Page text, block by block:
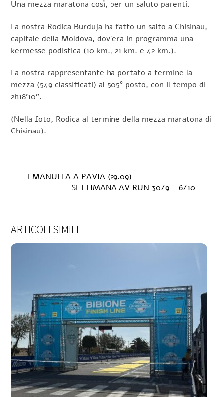
Una mezza maratona così, per un saluto parenti.
La nostra Rodica Burduja ha fatto un salto a Chisinau,
capitale della Moldova, dov’era in programma una
kermesse podistica (10 km., 21 km. e 42 km.).
La nostra rappresentante ha portato a termine la
mezza (549 classificati) al 505° posto, con il tempo di
2h18’10”.
(Nella foto, Rodica al termine della mezza maratona di
Chisinau).
EMANUELA A PAVIA (29.09)
SETTIMANA AV RUN 30/9 – 6/10
ARTICOLI SIMILI